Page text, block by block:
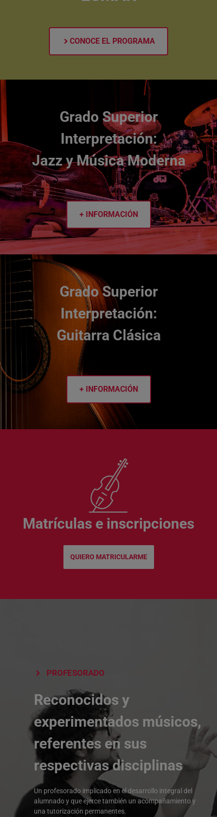
CONOCE EL PROGRAMA
Grado Superior
Interpretación:
Jazz y Música Moderna
+ INFORMACIÓN
Grado Superior
Interpretación:
Guitarra Clásica
+ INFORMACIÓN
Matrículas e inscripciones
QUIERO MATRICULARME
PROFESORADO
Reconocidos y
experimentados músicos,
referentes en sus
respectivas disciplinas
Un profesorado implicado en el desarrollo integral del
alumnado y que ejerce también un acompañamiento y
una tutorización permanentes.